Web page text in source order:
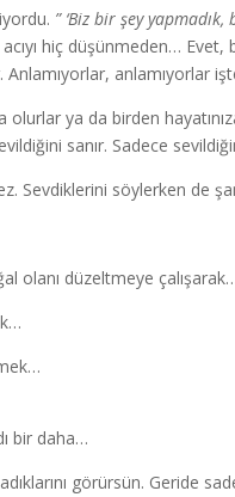
” ‘Biz bir şey yapmadık,
hiç düşünmeden…
Anlamıyorlar, anlamıyorlar
olurlar ya da birden
sanır. Sadece
Sevdiklerini söylerken de
olanı düzeltmeye
bir daha…
görürsün. Geride